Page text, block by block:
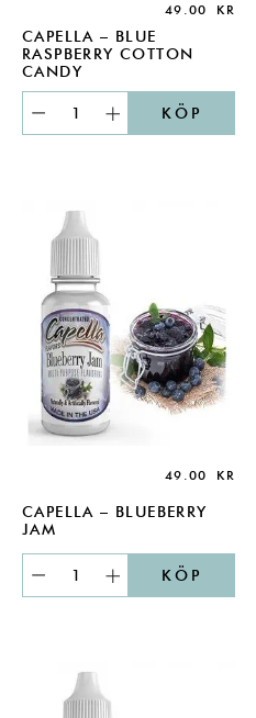
49.00 KR
CAPELLA – BLUE
RASPBERRY COTTON
CANDY
KÖP
49.00 KR
CAPELLA – BLUEBERRY
JAM
KÖP